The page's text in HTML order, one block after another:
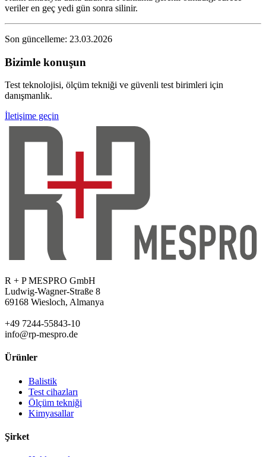
veriler en geç yedi gün sonra silinir.
Son güncelleme: 23.03.2026
Bizimle konuşun
Test teknolojisi, ölçüm tekniği ve güvenli test birimleri için
danışmanlık.
İletişime geçin
R + P MESPRO GmbH
Ludwig-Wagner-Straße 8
69168 Wiesloch, Almanya
+49 7244-55843-10
info@rp-mespro.de
Ürünler
Balistik
Test cihazları
Ölçüm tekniği
Kimyasallar
Şirket